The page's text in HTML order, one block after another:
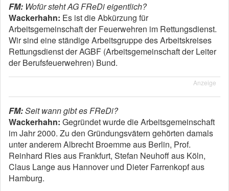
FM: Wofür steht AG FReDi eigentlich?
Wackerhahn: Es ist die Abkürzung für
Arbeitsgemeinschaft der Feuerwehren im Rettungsdienst.
Wir sind eine ständige Arbeitsgruppe des Arbeitskreises
Rettungsdienst der AGBF (Arbeitsgemeinschaft der Leiter
der Berufsfeuerwehren) Bund.
Anzeige
FM:Seit wann gibt es FReDi?
Wackerhahn: Gegründet wurde die Arbeitsgemeinschaft
im Jahr 2000. Zu den Gründungsvätern gehörten damals
unter anderem Albrecht Broemme aus Berlin, Prof.
Reinhard Ries aus Frankfurt, Stefan Neuhoff aus Köln,
Claus Lange aus Hannover und Dieter Farrenkopf aus
Hamburg.